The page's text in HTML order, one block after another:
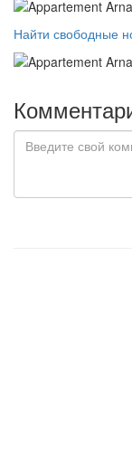
Найти свободные